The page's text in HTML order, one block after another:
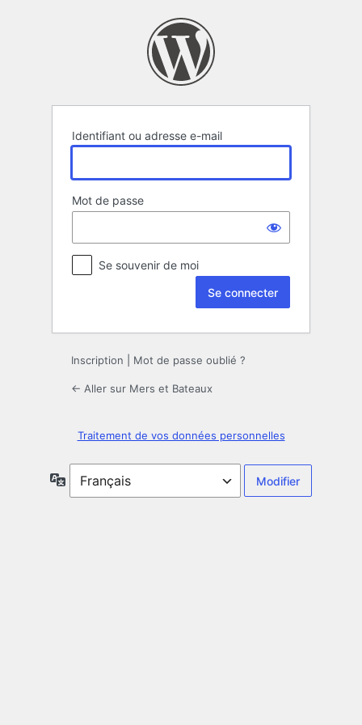
Identifiant ou adresse e-mail
Mot de passe
Se souvenir de moi
Inscription Mot de passe oublié ?
← Aller sur Mers et Bateaux
Traitement de vos données personnelles
Langue